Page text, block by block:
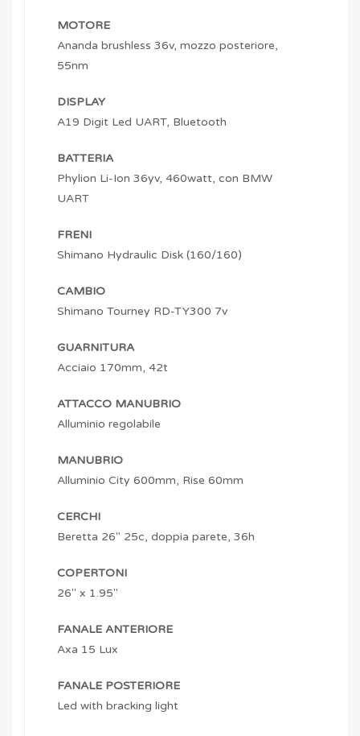
MOTORE
Ananda brushless 36v, mozzo posteriore,
55nm
DISPLAY
A19 Digit Led UART, Bluetooth
BATTERIA
Phylion Li-Ion 36yv, 460watt, con BMW
UART
FRENI
Shimano Hydraulic Disk (160/160)
CAMBIO
Shimano Tourney RD-TY300 7v
GUARNITURA
Acciaio 170mm, 42t
ATTACCO MANUBRIO
Alluminio regolabile
MANUBRIO
Alluminio City 600mm, Rise 60mm
CERCHI
Beretta 26″ 25c, doppia parete, 36h
COPERTONI
26″ x 1.95″
FANALE ANTERIORE
Axa 15 Lux
FANALE POSTERIORE
Led with bracking light